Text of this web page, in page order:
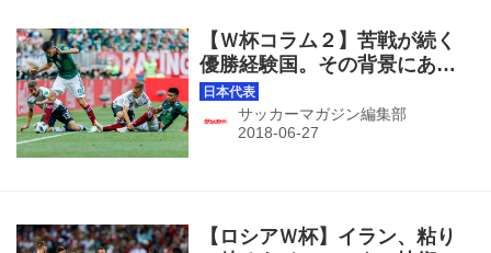
【Ｗ杯コラム２】苦戦が続く
優勝経験国。その背景にある
ものとは？
サッカーマガジン編集部
【ロシアＷ杯】イラン、粘り